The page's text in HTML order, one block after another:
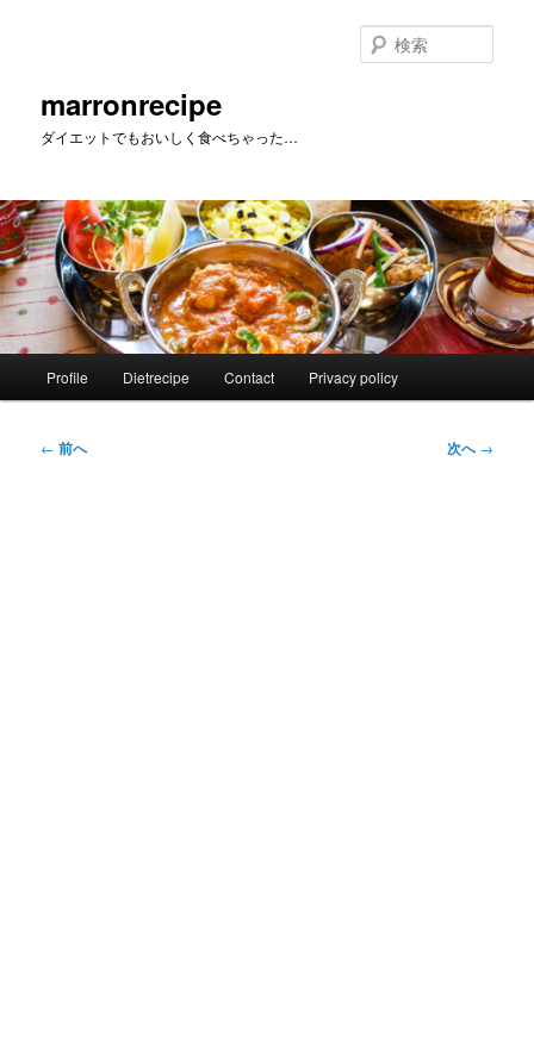
へ
移
動
marronrecipe
ダイエットでもおいしく食べちゃった…
索
Profile Dietrecipe Contact Privacy policy
投
← 前へ 次へ→